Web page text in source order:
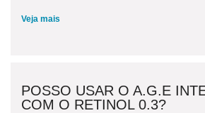
Veja mais
POSSO USAR O A.G.E
COM O RETINOL 0.3?